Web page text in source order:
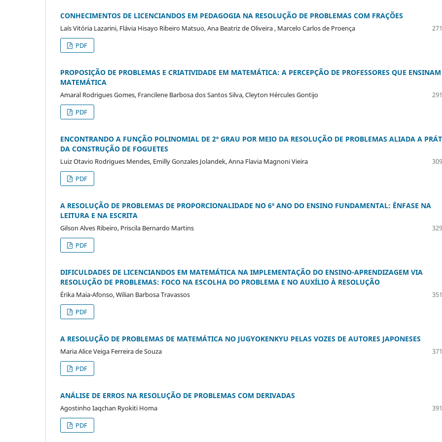
CONHECIMENTOS DE LICENCIANDOS EM PEDAGOGIA NA RESOLUÇÃO DE PROBLEMAS COM FRAÇÕES
Laís Vitória Lazarini, Flávia Hisayo Ribeiro Matsuo, Ana Beatriz de Oliveira , Marcelo Carlos de Proença
PDF
PROPOSIÇÃO DE PROBLEMAS E CRIATIVIDADE EM MATEMÁTICA: A PERCEPÇÃO DE PROFESSORES QUE ENSINAM
MATEMÁTICA
Amaral Rodrigues Gomes, Francilene Barbosa dos Santos Silva, Cleyton Hércules Gontijo
PDF
ENCONTRANDO A FUNÇÃO POLINOMIAL DE 2º GRAU POR MEIO DA RESOLUÇÃO DE PROBLEMAS ALIADA A
DA CONSTRUÇÃO DE FOGUETES
Luiz Otavio Rodrigues Mendes, Emilly Gonzales Jolandek, Anna Flavia Magnoni Vieira
PDF
A RESOLUÇÃO DE PROBLEMAS DE PROPORCIONALIDADE NO 6º ANO DO ENSINO FUNDAMENTAL: ÊNFASE NA
LEITURA E NA ESCRITA
Gilson Alves Ribeiro, Priscila Bernardo Martins
PDF
DIFICULDADES DE LICENCIANDOS EM MATEMÁTICA NA IMPLEMENTAÇÃO DO ENSINO-APRENDIZAGEM VIA
RESOLUÇÃO DE PROBLEMAS: FOCO NA ESCOLHA DO PROBLEMA E NO AUXÍLIO À RESOLUÇÃO
Érika Maia-Afonso, Wilian Barbosa Travassos
PDF
A RESOLUÇÃO DE PROBLEMAS DE MATEMÁTICA NO JUGYOKENKYU PELAS VOZES DE AUTORES JAPONESES
Maria Alice Veiga Ferreira de Souza
PDF
ANÁLISE DE ERROS NA RESOLUÇÃO DE PROBLEMAS COM DERIVADAS
Agostinho Iaqchan Ryokiti Homa
PDF